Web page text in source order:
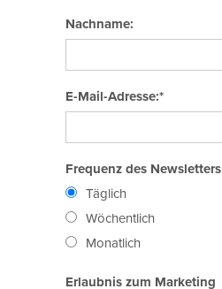
Nachname:
E-Mail-Adresse:*
Frequenz des Newsletters
Täglich
Wöchentlich
Monatlich
Erlaubnis zum Marketing